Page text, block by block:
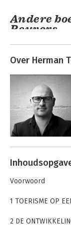
Voorlevers van de
nieuwe
samenleving
Andere
Reuvers
leve de reiziger
Over Herman
Andere
Voorwoord
1 TOERISME OP
2 DE